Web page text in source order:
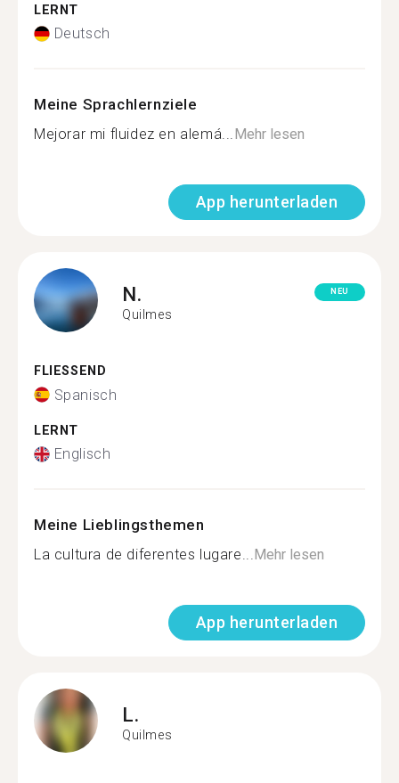
LERNT
Deutsch
Meine Sprachlernziele
Mejorar mi fluidez en alemá...Mehr lesen
App herunterladen
N.
Quilmes
NEU
FLIESSEND
Spanisch
LERNT
Englisch
Meine Lieblingsthemen
La cultura de diferentes lugare...Mehr lesen
App herunterladen
L.
Quilmes